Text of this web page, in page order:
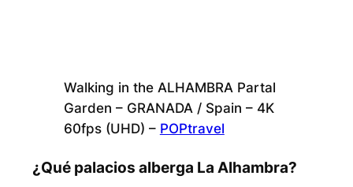
Walking in the ALHAMBRA Partal
Garden – GRANADA / Spain – 4K
60fps (UHD) – POPtravel
¿Qué palacios alberga La Alhambra?